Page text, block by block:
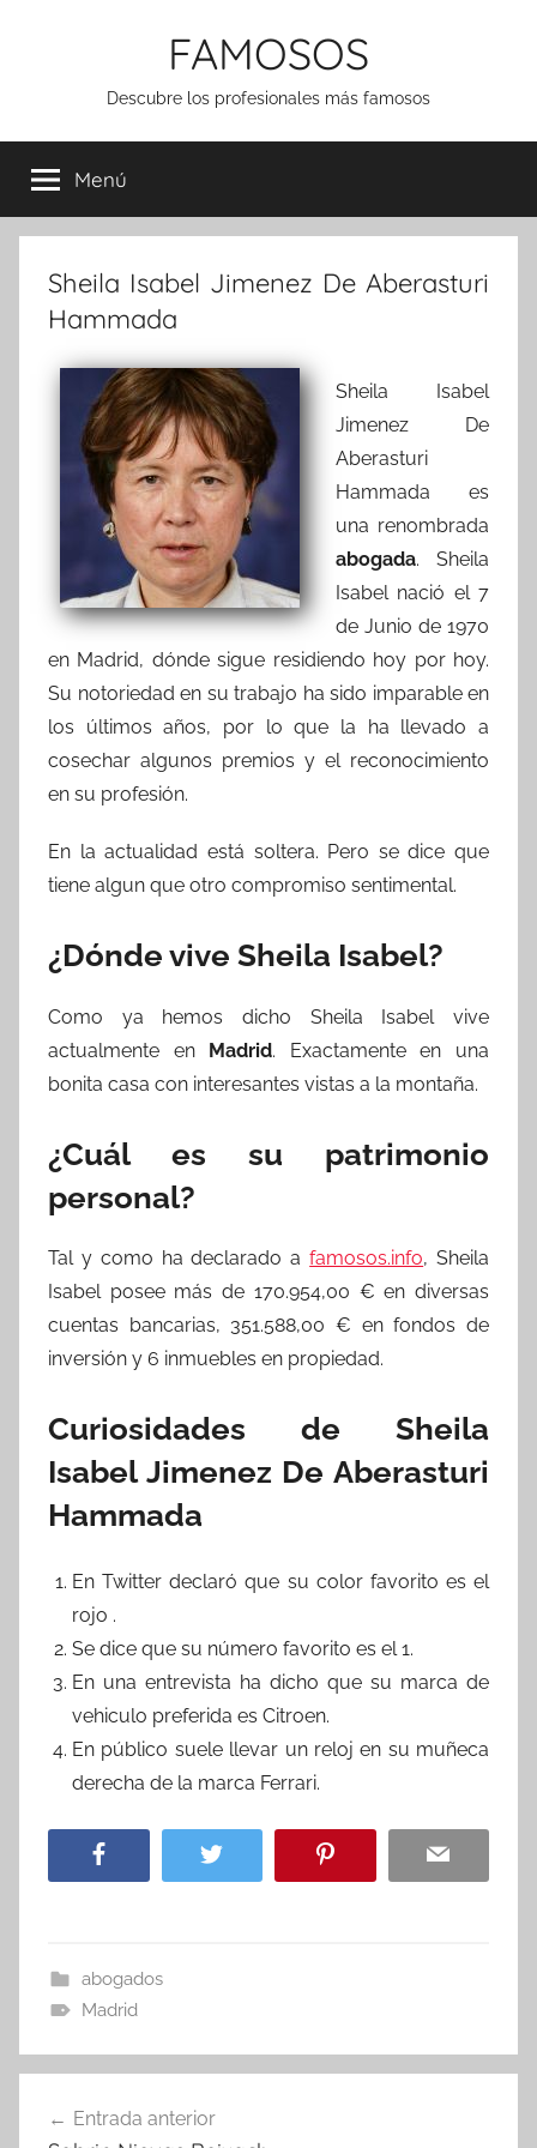
FAMOSOS
Descubre los profesionales más famosos
Menú
Sheila Isabel Jimenez De Aberasturi
Hammada
Sheila Isabel
Jimenez De
Aberasturi
Hammada es
una renombrada
abogada. Sheila
Isabel nació el 7
de Junio de 1970
en Madrid, dónde sigue residiendo hoy por hoy.
Su notoriedad en su trabajo ha sido imparable en
los últimos años, por lo que la ha llevado a
cosechar algunos premios y el reconocimiento
en su profesión.
En la actualidad está soltera. Pero se dice que
tiene algun que otro compromiso sentimental.
¿Dónde vive Sheila Isabel?
Como ya hemos dicho Sheila Isabel vive
actualmente en Madrid. Exactamente en una
bonita casa con interesantes vistas a la montaña.
¿Cuál es su patrimonio
personal?
Tal y como ha declarado afamosos.info, Sheila
Isabel posee más de 170.954,00 € en diversas
cuentas bancarias, 351.588,00 € en fondos de
inversión y 6 inmuebles en propiedad.
Curiosidades de Sheila
Isabel Jimenez De Aberasturi
Hammada
En Twitter declaró que su color favorito es el
rojo .
Se dice que su número favorito es el 1.
En una entrevista ha dicho que su marca de
vehiculo preferida es Citroen.
En público suele llevar un reloj en su muñeca
derecha de la marca Ferrari.
abogados
Madrid
de
Entrada anterior